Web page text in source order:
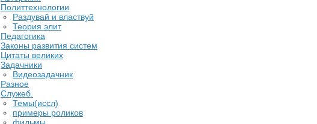
Политтехнологии
Раздувай и властвуй
Теория элит
​Педагогика
Законы развития систем
Цитаты великих
Задачники
Видеозадачник
Разное
Служеб.
Темы(иссл)
примеры роликов
фильмы